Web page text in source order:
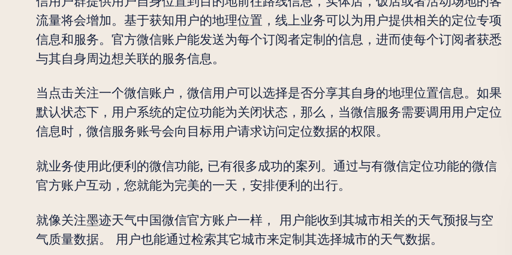
流量将会增加。基于获知用户的地理位置，线上业务可以为用户提供相关的定位专项
信息和服务。官方微信账户能发送为每个订阅者定制的信息，进而使每个订阅者获悉
与其自身周边想关联的服务信息。
当点击关注一个微信账户，微信用户可以选择是否分享其自身的地理位置信息。如果
默认状态下，用户系统的定位功能为关闭状态，那么，当微信服务需要调用用户定位
信息时，微信服务账号会向目标用户请求访问定位数据的权限。
就业务使用此便利的微信功能, 已有很多成功的案列。通过与有微信定位功能的微信
官方账户互动，您就能为完美的一天，安排便利的出行。
就像关注墨迹天气中国微信官方账户一样， 用户能收到其城市相关的天气预报与空
气质量数据。 用户也能通过检索其它城市来定制其选择城市的天气数据。